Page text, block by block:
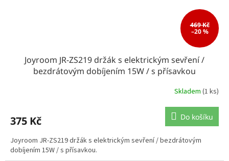
469 Kč
–20 %
Joyroom JR-ZS219 držák s elektrickým sevření /
bezdrátovým dobíjením 15W / s přísavkou
Skladem (1 ks)
375 Kč Do košíku
Joyroom JR-ZS219 držák s elektrickým sevření / bezdrátovým
dobíjením 15W / s přísavkou.